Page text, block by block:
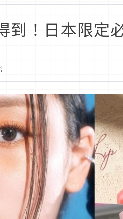
到！日本限定